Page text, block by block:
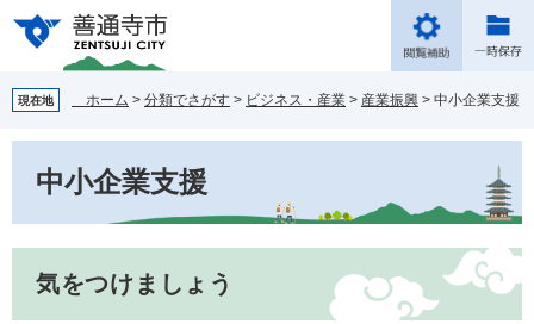
の
先
頭
ー
を
飛
現在地 ホーム > 分類でさがす > ビジネス・産業 > 産業振興 > 中小企業支援
中小企業支援
気をつけましょう